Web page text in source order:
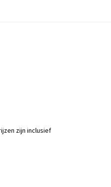
zijn inclusief